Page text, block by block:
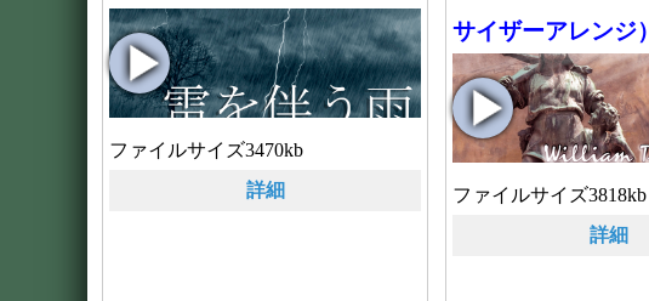
ファイルサイズ3470kb
詳細
サイザーアレンジ）
ファイルサイズ3818kb
詳細